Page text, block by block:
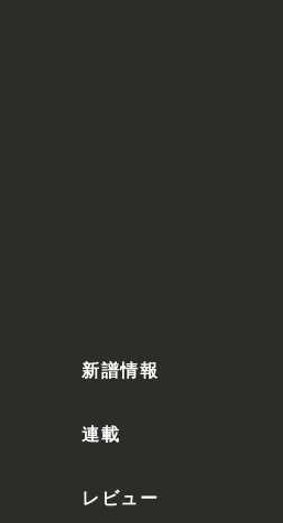
新譜情報
連載
レビュー